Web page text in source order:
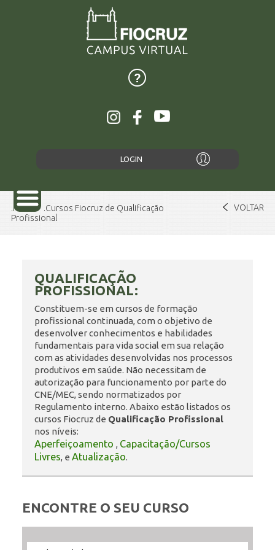
LOGIN
ENSINO
PLATAFORMAS
DOCUMENTOS
DOCENTES
Home
Cursos Fiocruz de Qualificação
Profissional
VOLTAR
QUALIFICAÇÃO
PROFISSIONAL:
Constituem-se em cursos de formação
profissional continuada, com o objetivo de
desenvolver conhecimentos e habilidades
fundamentais para vida social em sua relação
com as atividades desenvolvidas nos processos
produtivos em saúde. Não necessitam de
autorização para funcionamento por parte do
CNE/MEC, sendo normatizados por
Regulamento interno. Abaixo estão listados os
cursos Fiocruz de Qualificação Profissional
nos níveis:
Aperfeiçoamento, Capacitação/Cursos
Livres, eAtualização.
ENCONTRE O SEU CURSO
Filtrar
Filtrar
Selecione
Ordenar